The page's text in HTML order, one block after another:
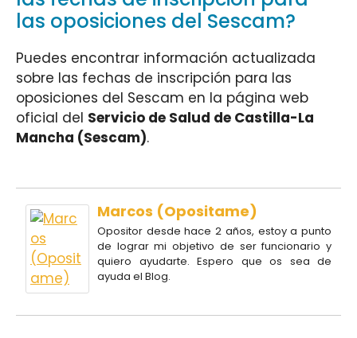
las oposiciones del Sescam?
Puedes encontrar información actualizada
sobre las fechas de inscripción para las
oposiciones del Sescam en la página web
oficial del Servicio de Salud de Castilla-La
Mancha (Sescam).
Marcos (Opositame)
Opositor desde hace 2 años, estoy a punto
de lograr mi objetivo de ser funcionario y
quiero ayudarte. Espero que os sea de
ayuda el Blog.